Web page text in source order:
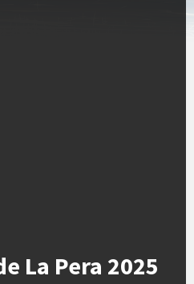
La Pera 2025